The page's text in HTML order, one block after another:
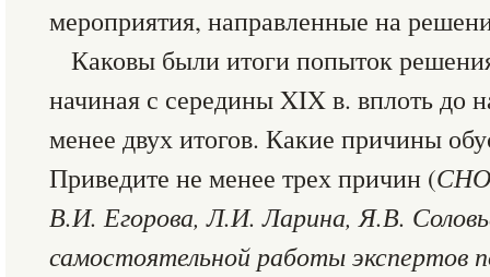
мероприятия, направленные на
Каковы были итоги попыток
начиная с середины XIX в. вплоть до
менее двух итогов. Какие причины
Приведите не менее трех причин (
В.И. Егорова, Л.И. Ларина, Я.В.
самостоятельной работы экспертов